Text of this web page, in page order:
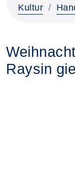
Kultur
Raysin